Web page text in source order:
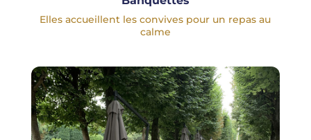
Elles accueillent les convives pour un repas au
calme